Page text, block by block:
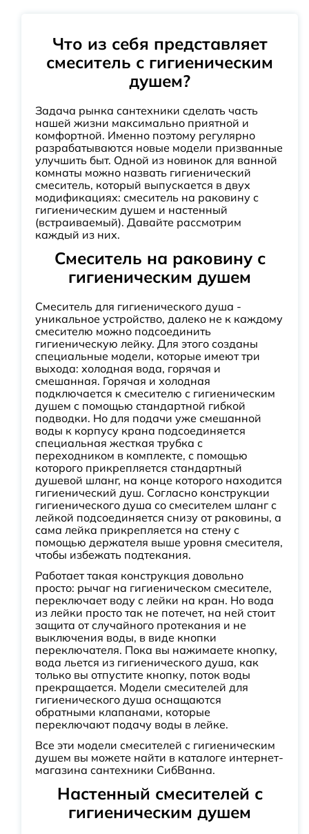
Что из себя представляет
смеситель с гигиеническим
душем?
Задача рынка сантехники сделать часть
нашей жизни максимально приятной и
комфортной. Именно поэтому регулярно
разрабатываются новые модели призванные
улучшить быт. Одной из новинок для ванной
комнаты можно назвать гигиенический
смеситель, который выпускается в двух
модификациях: смеситель на раковину с
гигиеническим душем и настенный
(встраиваемый). Давайте рассмотрим
каждый из них.
Смеситель на раковину с
гигиеническим душем
Смеситель для гигиенического душа -
уникальное устройство, далеко не к каждому
смесителю можно подсоединить
гигиеническую лейку. Для этого созданы
специальные модели, которые имеют три
выхода: холодная вода, горячая и
смешанная. Горячая и холодная
подключается к смесителю с гигиеническим
душем с помощью стандартной гибкой
подводки. Но для подачи уже смешанной
воды к корпусу крана подсоединяется
специальная жесткая трубка с
переходником в комплекте, с помощью
которого прикрепляется стандартный
душевой шланг, на конце которого находится
гигиенический душ. Согласно конструкции
гигиенического душа со смесителем шланг с
лейкой подсоединяется снизу от раковины, а
сама лейка прикрепляется на стену с
помощью держателя выше уровня смесителя,
чтобы избежать подтекания.
Работает такая конструкция довольно
просто: рычаг на гигиеническом смесителе,
переключает воду с лейки на кран. Но вода
из лейки просто так не потечет, на ней стоит
защита от случайного протекания и не
выключения воды, в виде кнопки
переключателя. Пока вы нажимаете кнопку,
вода льется из гигиенического душа, как
только вы отпустите кнопку, поток воды
прекращается. Модели смесителей для
гигиенического душа оснащаются
обратными клапанами, которые
переключают подачу воды в лейке.
Все эти модели смесителей с гигиеническим
душем вы можете найти в каталоге интернет-
магазина сантехники СибВанна.
Настенный смесителей с
гигиеническим душем